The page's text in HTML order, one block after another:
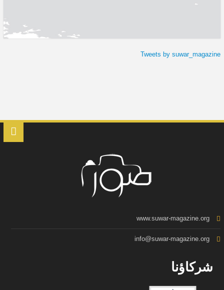
Tweets by suwar_magazine
www.suwar-magazine.org
info@suwar-magazine.org
شركاؤنا